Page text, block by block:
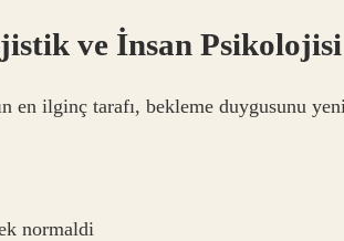
ve İnsan Psikolojisi
en ilginç tarafı, bekleme duygusunu
normaldi